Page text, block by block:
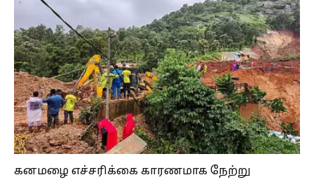
கனமழை எச்சரிக்கை காரணமாக நேற்று